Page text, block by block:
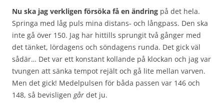
Nu ska jag verkligen försöka få en ändring på det hela.
Springa med låg puls mina distans- och långpass. Den ska
inte gå över 150. Jag har hittills sprungit två gånger med
det tänket, lördagens och söndagens runda. Det gick väl
sådär… Det var ett konstant kollande på klockan och jag var
tvungen att sänka tempot rejält och gå lite mellan varven.
Men det gick! Medelpulsen för båda passen var 146 och
148, så bevisligen går det ju.